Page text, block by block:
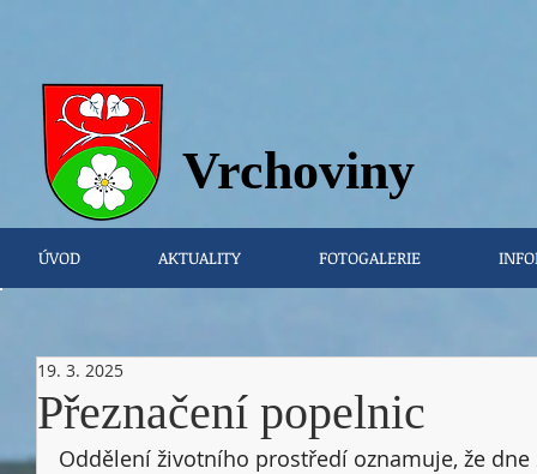
ÚVOD AKTUALITY FOTOGALERIE
Vrchoviny
Přeznačení popelnic
19. 3. 2025
Oddělení životního prostředí oznamuje, že